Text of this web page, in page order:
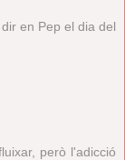
en Pep el dia del
però l'adicció